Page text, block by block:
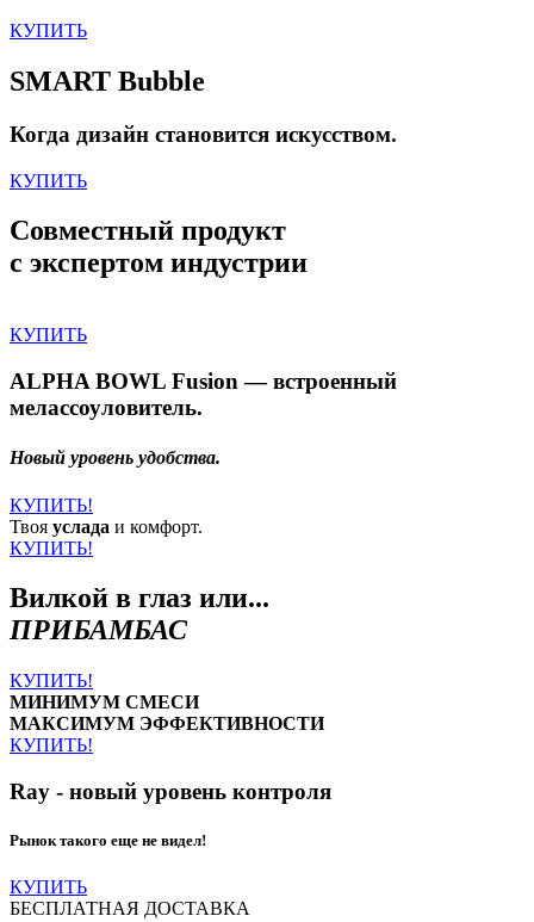
КУПИТЬ
SMART Bubble
Когда дизайн становится искусством.
КУПИТЬ
Совместный продукт
с экспертом индустрии
КУПИТЬ
ALPHA BOWL Fusion — встроенный
мелассоуловитель.
Новый уровень удобства.
КУПИТЬ!
Твоя услада и комфорт.
КУПИТЬ!
Вилкой в глаз или...
ПРИБАМБАС
КУПИТЬ!
МИНИМУМ СМЕСИ
МАКСИМУМ ЭФФЕКТИВНОСТИ
КУПИТЬ!
Ray - новый уровень контроля
Рынок такого еще не видел!
КУПИТЬ
БЕСПЛАТНАЯ ДОСТАВКА